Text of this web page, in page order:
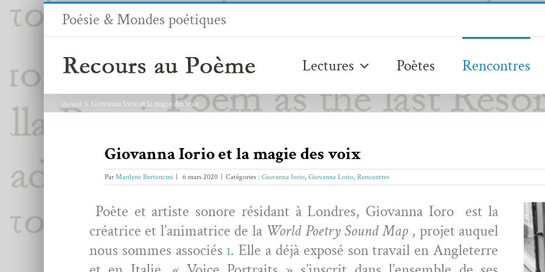
Passer
Poésie & Mondes poétiques
Lectures Poètes Rencontres
Accueil Giovanna Iorio et la magie des voix
Giovanna Iorio et la magie des voix
ParMarilyne Bertoncini 6 mars 2020 Catégories : Giovanna Iorio, Giovanna Lorio, Rencontres
Poète et artiste sonore rési­dant à Lon­dres, Gio­van­na Ioro est la
créa­trice et l’an­i­ma­trice de la World Poet­ry Sound Map, pro­jet auquel
nous sommes asso­ciés 1. Elle a déjà exposé son tra­vail en Angleterre